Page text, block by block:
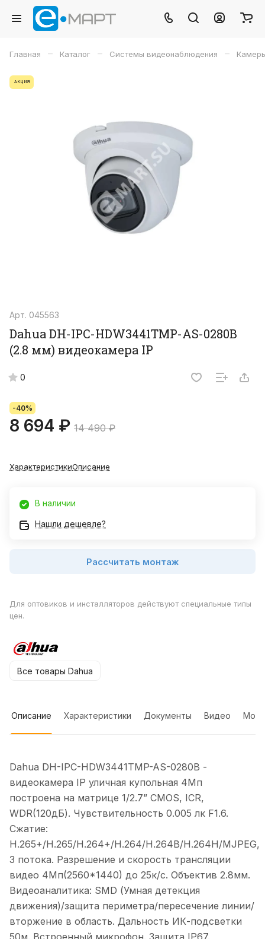
Главная – Каталог – Системы видеонаблюдения –
АКЦИЯ
Арт. 045563
Dahua DH-IPC-HDW3441TMP-AS-0280B
(2.8 мм) видеокамера IP
0
-40%
8 694 ₽ 14 490 ₽
ХарактеристикиОписание
В наличии
Нашли дешевле?
Рассчитать монтаж
Для оптовиков и инсталляторов действуют специальные типы
цен.
Все товары Dahua
Описание Характеристики Документы Видео
Dahua DH-IPC-HDW3441TMP-AS-0280B -
видеокамера IP уличная купольная 4Мп
построена на матрице 1/2.7” CMOS, ICR,
WDR(120дБ). Чувствительность 0.005 лк F1.6.
Сжатие:
H.265+/H.265/H.264+/H.264/H.264B/H.264H/MJPEG,
3 потока. Разрешение и скорость трансляции
видео 4Мп(2560*1440) до 25к/с. Объектив 2.8мм.
Видеоаналитика: SMD (Умная детекция
движения)/защита периметра/пересечение линии/
вторжение в область. Дальность ИК-подсветки